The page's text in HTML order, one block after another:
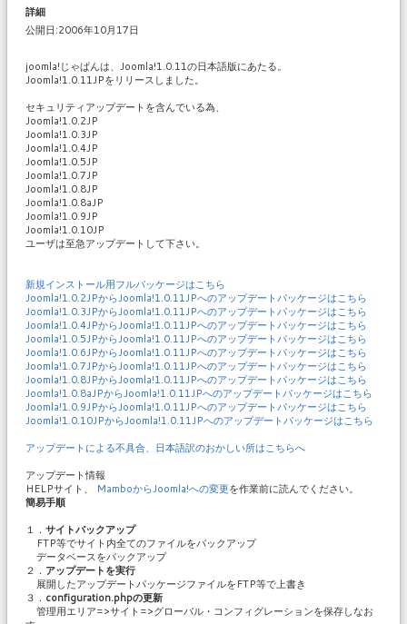
詳細
公開日:2006年10月17日
joomla!じゃぱんは、Joomla!1.0.11の日本語版にあたる。
Joomla!1.0.11JPをリリースしました。
セキュリティアップデートを含んでいる為、
Joomla!1.0.2JP
Joomla!1.0.3JP
Joomla!1.0.4JP
Joomla!1.0.5JP
Joomla!1.0.7JP
Joomla!1.0.8JP
Joomla!1.0.8aJP
Joomla!1.0.9JP
Joomla!1.0.10JP
ユーザは至急アップデートして下さい。
新規インストール用フルパッケージはこちら
Joomla!1.0.2JPからJoomla!1.0.11JPへのアップデートパッケージはこちら
Joomla!1.0.3JPからJoomla!1.0.11JPへのアップデートパッケージはこちら
Joomla!1.0.4JPからJoomla!1.0.11JPへのアップデートパッケージはこちら
Joomla!1.0.5JPからJoomla!1.0.11JPへのアップデートパッケージはこちら
Joomla!1.0.6JPからJoomla!1.0.11JPへのアップデートパッケージはこちら
Joomla!1.0.7JPからJoomla!1.0.11JPへのアップデートパッケージはこちら
Joomla!1.0.8JPからJoomla!1.0.11JPへのアップデートパッケージはこちら
Joomla!1.0.8aJPからJoomla!1.0.11JPへのアップデートパッケージはこちら
Joomla!1.0.9JPからJoomla!1.0.11JPへのアップデートパッケージはこちら
Joomla!1.0.10JPからJoomla!1.0.11JPへのアップデートパッケージはこちら
アップデートによる不具合、日本語訳のおかしい所はこちらへ
アップデート情報
HELPサイト、
MamboからJoomla!への変更を作業前に読んでください。
簡易手順
１． サイトバックアップ
FTP等でサイト内全てのファイルをバックアップ
データベースをバックアップ
２． アップデートを実行
展開したアップデートパッケージファイルをFTP等で上書き
３． configuration.phpの更新
管理用エリア=>サイト=>グローバル・コンフィグレーションを保存しなお